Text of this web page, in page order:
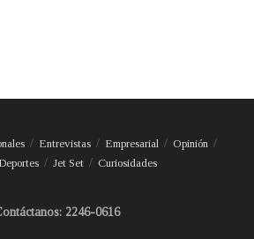
Entrevistas Empresarial
Opinión
Deportes Jet Set Curiosidades
2246-0616